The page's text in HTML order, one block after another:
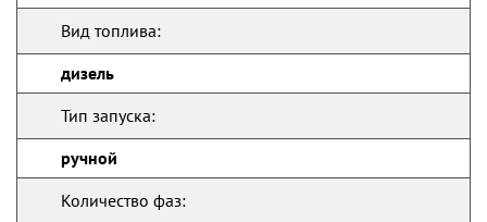
Вид топлива:
дизель
Тип запуска:
ручной
Количество фаз: